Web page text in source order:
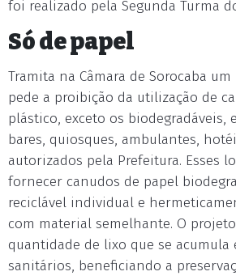
foi realizado pela Segunda Turma do
Só de papel
Tramita na Câmara de Sorocaba
pede a proibição da utilização de
plástico, exceto os biodegradáveis,
bares, quiosques, ambulantes,
autorizados pela Prefeitura. Esses
fornecer canudos de papel
reciclável individual e
com material semelhante. O
quantidade de lixo que se acumula
sanitários, beneficiando a